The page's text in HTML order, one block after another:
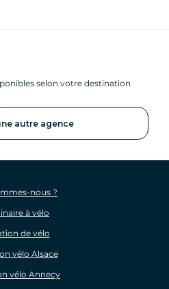
selon votre destination
autre agence
nous ?
à vélo
de vélo
vélo Alsace
vélo Annecy